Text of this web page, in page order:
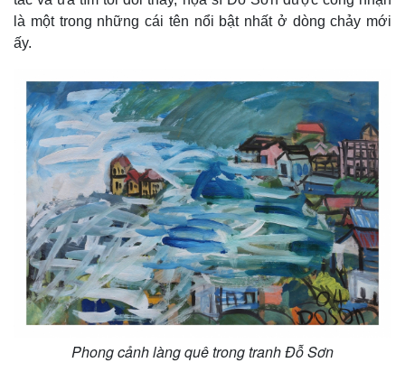
Bất động sản
Giá vàng
là một trong những cái tên nổi bật nhất ở dòng chảy mới
ấy.
Phong cảnh làng quê trong tranh Đỗ Sơn